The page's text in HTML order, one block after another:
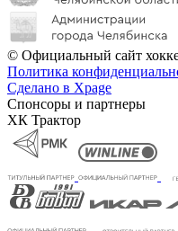
© Официальный сайт
Политика
Сделано в Xpage
Спонсоры и партнеры
ХК Трактор